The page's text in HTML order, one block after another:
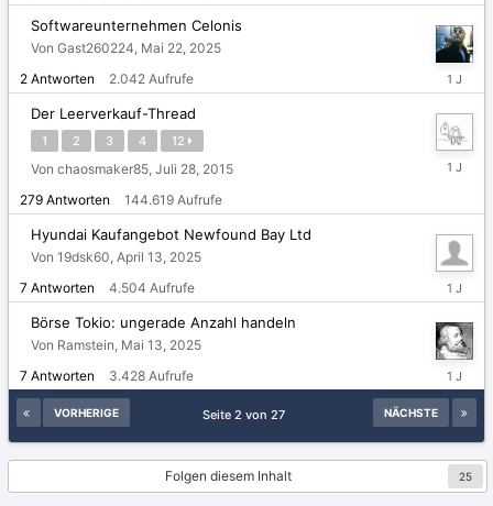
Softwareunternehmen Celonis
Von Gast260224, Mai 22, 2025
2 Antworten 2.042 Aufrufe
Mai
23,
2025
Der Leerverkauf-Thread
1 2 3 4 12
Von chaosmaker85, Juli 28, 2015
279 Antworten 144.619 Aufrufe
Mai
Hyundai Kaufangebot Newfound Bay Ltd
Von 19dsk60, April 13, 2025
7 Antworten 4.504 Aufrufe
Mai
14,
2025
Börse Tokio: ungerade Anzahl handeln
Von Ramstein, Mai 13, 2025
7 Antworten 3.428 Aufrufe
Mai
13,
2025
VORHERIGE NÄCHSTE
Seite 2 von 27
Folgen diesem Inhalt 25